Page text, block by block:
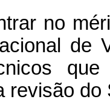
no
de
revisão do